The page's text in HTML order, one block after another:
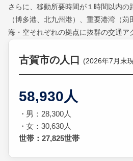
さらに、移動所要時間が１時間以内
（博多港、北九州港）、重要港湾（苅
海・空それぞれの拠点に抜群の交通ア
古賀市の人口 (2026年7月末
58,930人
男：28,300人
女：30,630人
世帯：27,825世帯